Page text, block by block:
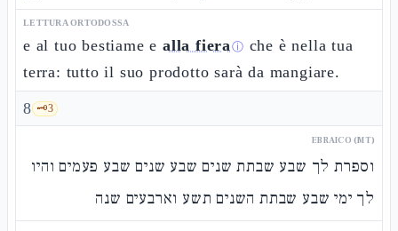
LETTURA ORTODOSSA
e al tuo bestiame e alla fieraⓘ che è nella tua
terra: tutto il suo prodotto sarà da mangiare.
8 🗝️3
EBRAICO (MT)
וספרת לך שבע שבתת שנים שבע שנים שבע פעמים והיו
לך ימי שבע שבתת השנים תשע וארבעים שנה